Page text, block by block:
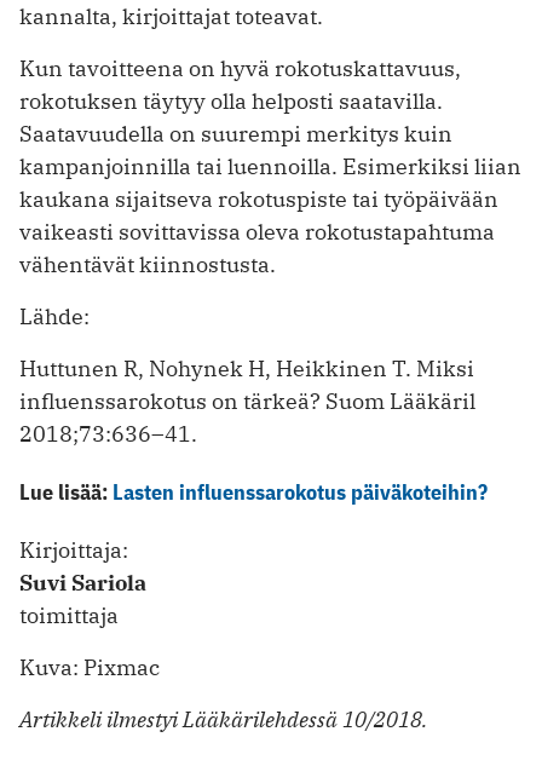
kannalta, kirjoittajat toteavat.
Kun tavoitteena on hyvä rokotuskattavuus,
rokotuksen täytyy olla helposti saatavilla.
Saatavuudella on suurempi merkitys kuin
kampanjoinnilla tai luennoilla. Esimerkiksi liian
kaukana sijaitseva rokotuspiste tai työpäivään
vaikeasti sovittavissa oleva rokotustapahtuma
vähentävät kiinnostusta.
Lähde:
Huttunen R, Nohynek H, Heikkinen T. Miksi
influenssarokotus on tärkeä? Suom Lääkäril
2018;73:636–41.
Lue lisää: Lasten influenssarokotus päiväkoteihin?
Kirjoittaja:
Suvi Sariola
toimittaja
Kuva: Pixmac
Artikkeli ilmestyi Lääkärilehdessä 10/2018.